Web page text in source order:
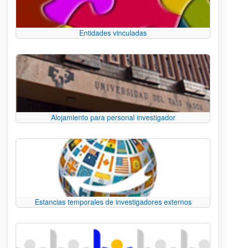
Entidades vinculadas
Alojamiento para personal investigador
Estancias temporales de investigadores externos